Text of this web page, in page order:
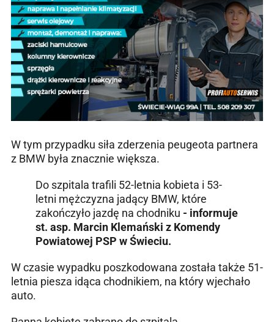
W tym przypadku siła zderzenia peugeota partnera
z BMW była znacznie większa.
Do szpitala trafili 52-letnia kobieta i 53-
letni mężczyzna jadący BMW, które
zakończyło jazdę na chodniku - informuje
st. asp. Marcin Klemański z Komendy
Powiatowej PSP w Świeciu.
W czasie wypadku poszkodowana została także 51-
letnia piesza idąca chodnikiem, na który wjechało
auto.